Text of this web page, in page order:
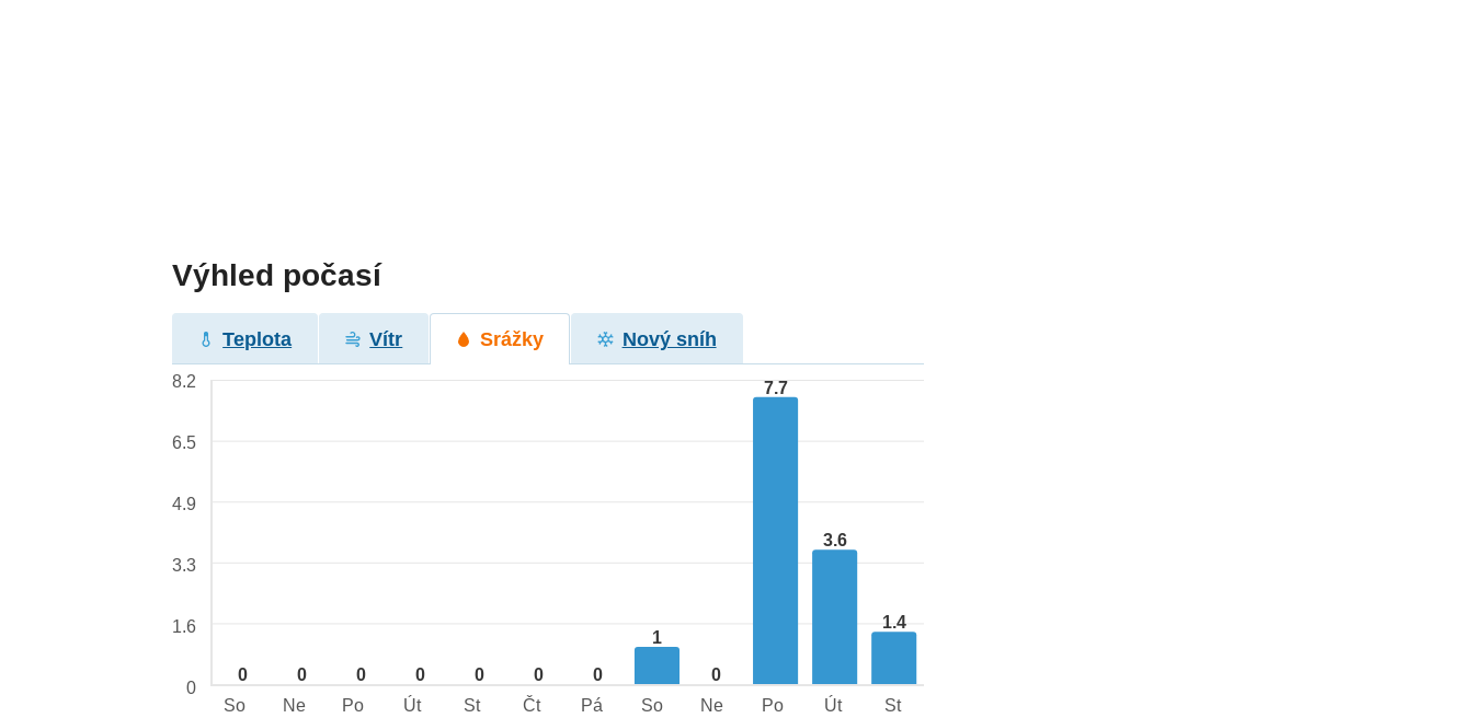
Výhled počasí
Teplota Vítr Srážky Nový sníh
0 0 0 0 0 0 0
1
0
7.7
3.6
1.4
8.2
6.5
4.9
3.3
1.6
0
So
Ne Po Út St Čt Pá So Ne Po Út St